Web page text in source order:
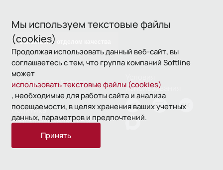
Мы используем текстовые файлы
(cookies)
Продолжая использовать данный веб-сайт, вы
соглашаетесь с тем, что группа компаний Softline
может
использовать текстовые файлы (cookies)
, необходимые для работы сайта и анализа
посещаемости, в целях хранения ваших учетных
данных, параметров и предпочтений.
Принять
Связаться с отделом качества
© 1993—2026 Softline
использования
Политика
конфиденциальности